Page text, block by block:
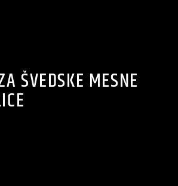
ŠVEDSKE MESNE